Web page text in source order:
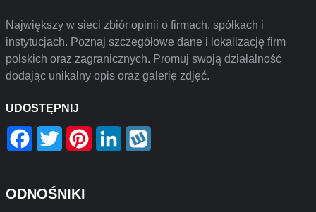
Największy w sieci zbiór opinii o firmach, spółkach i
instytucjach. Poznaj szczegółowe dane i lokalizację firm
polskich oraz zagranicznych. Promuj swoją działalność
dodając unikalny opis oraz galerię zdjęć.
UDOSTĘPNIJ
Facebook
Twitter PinterestLinkedIn
ODNOŚNIKI